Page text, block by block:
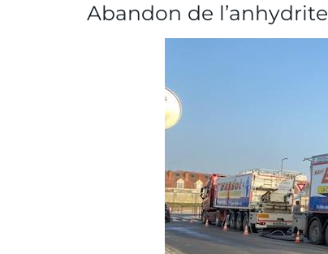
Abandon de l’anhydrite